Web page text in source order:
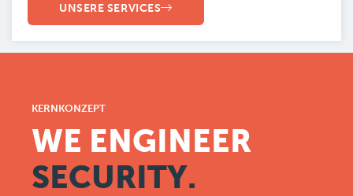
UNSERE SERVICES
KERNKONZEPT
WE ENGINEER
SECURITY.